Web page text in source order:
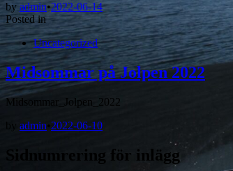
by admin•2022-06-14
Posted in
Uncategorized
Midsommar på Jolpen 2022
Midsommar_Jolpen_2022
admin 2022-06-10
Sidnumrering för inlägg